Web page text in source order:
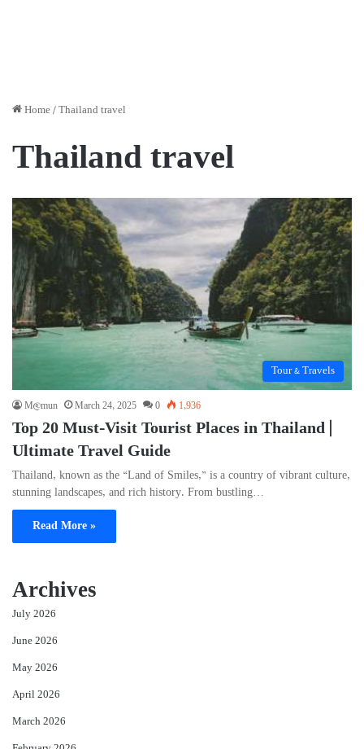
Home / Thailand travel
Thailand travel
Tour & Travels
M@mun March 24, 2025 0 1,936
Top 20 Must-Visit Tourist Places in Thailand |
Ultimate Travel Guide
Thailand, known as the “Land of Smiles,” is a country of vibrant culture,
stunning landscapes, and rich history. From bustling…
Read More »
Archives
July 2026
June 2026
May 2026
April 2026
March 2026